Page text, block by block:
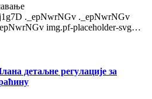
._epNwrNGv ._epNwrNGv
img.pf-placeholder-svg…
детаљне регулације за